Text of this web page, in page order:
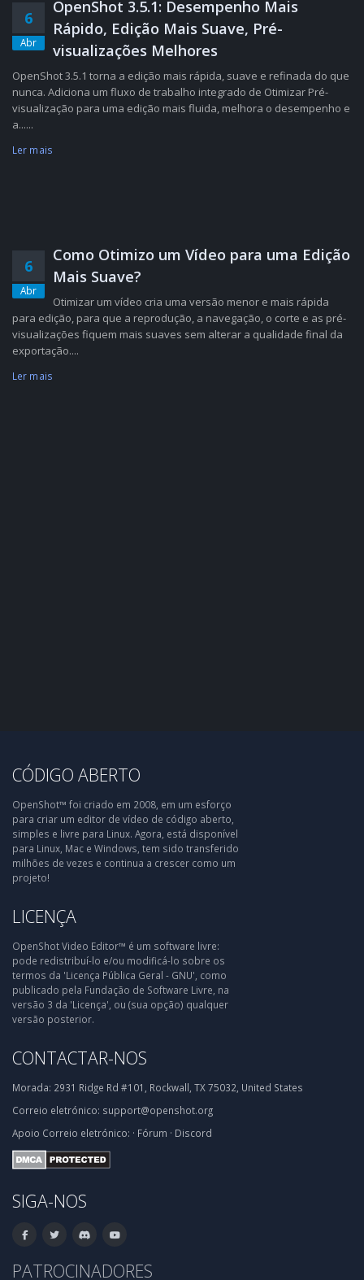
6
Abr
OpenShot 3.5.1: Desempenho Mais
Rápido, Edição Mais Suave, Pré-
visualizações Melhores
OpenShot 3.5.1 torna a edição mais rápida, suave e refinada do que
nunca. Adiciona um fluxo de trabalho integrado de Otimizar Pré-
visualização para uma edição mais fluida, melhora o desempenho e
a......
Ler mais
6
Abr
Como Otimizo um Vídeo para uma Edição
Mais Suave?
Otimizar um vídeo cria uma versão menor e mais rápida
para edição, para que a reprodução, a navegação, o corte e as pré-
visualizações fiquem mais suaves sem alterar a qualidade final da
exportação....
Ler mais
CÓDIGO ABERTO
OpenShot™ foi criado em 2008, em um esforço
para criar um editor de vídeo de código aberto,
simples e livre para Linux. Agora, está disponível
para Linux, Mac e Windows, tem sido transferido
milhões de vezes e continua a crescer como um
projeto!
LICENÇA
OpenShot Video Editor™ é um software livre:
pode redistribuí-lo e/ou modificá-lo sobre os
termos da 'Licença Pública Geral - GNU', como
publicado pela Fundação de Software Livre, na
versão 3 da 'Licença', ou (sua opção) qualquer
versão posterior.
CONTACTAR-NOS
Morada: 2931 Ridge Rd #101, Rockwall, TX 75032, United States
Correio eletrónico: support@openshot.org
Apoio Correio eletrónico: · Fórum · Discord
SIGA-NOS
PATROCINADORES